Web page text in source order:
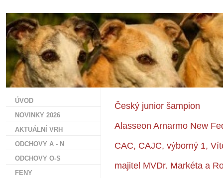
Český junior šampion
Alasseon Arnarmo New
CAC, CAJC, výborný 1,
majitel MVDr. Markéta a
ÚVOD
NOVINKY 2026
AKTUÁLNÍ VRH
ODCHOVY A - N
ODCHOVY O-S
FENY